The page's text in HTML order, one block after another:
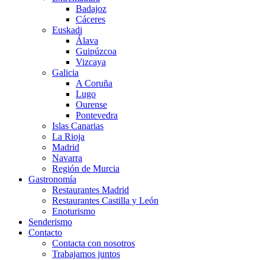
Badajoz
Cáceres
Euskadi
Álava
Guipúzcoa
Vizcaya
Galicia
A Coruña
Lugo
Ourense
Pontevedra
Islas Canarias
La Rioja
Madrid
Navarra
Región de Murcia
Gastronomía
Restaurantes Madrid
Restaurantes Castilla y León
Enoturismo
Senderismo
Contacto
Contacta con nosotros
Trabajamos juntos